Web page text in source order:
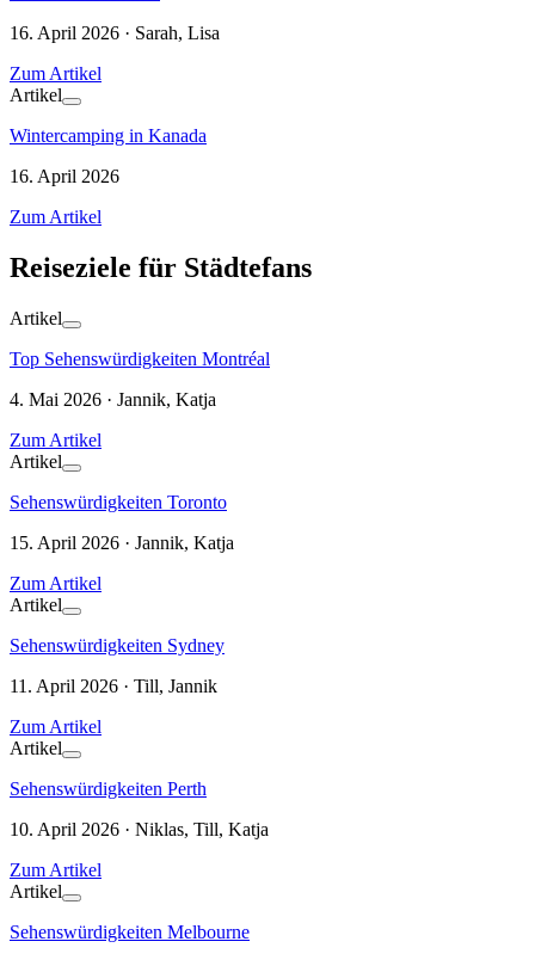
16. April 2026 · Sarah, Lisa
Zum Artikel
Artikel
Wintercamping in Kanada
16. April 2026
Zum Artikel
Reiseziele für Städtefans
Artikel
Top Sehenswürdigkeiten Montréal
4. Mai 2026 · Jannik, Katja
Zum Artikel
Artikel
Sehenswürdigkeiten Toronto
15. April 2026 · Jannik, Katja
Zum Artikel
Artikel
Sehenswürdigkeiten Sydney
11. April 2026 · Till, Jannik
Zum Artikel
Artikel
Sehenswürdigkeiten Perth
10. April 2026 · Niklas, Till, Katja
Zum Artikel
Artikel
Sehenswürdigkeiten Melbourne